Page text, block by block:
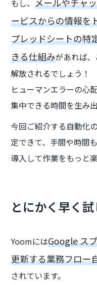
もし、メールやチャ
ービスからの情報を
プレッドシートの特
きる仕組みがあれば
解放されるでしょう！
ヒューマンエラーの心
集中できる時間を生み
今回ご紹介する自動化
定できて、手間や時間
導入して作業をもっと
とにかく早く
YoomにはGoogle ス
更新する業務フロー
されています。